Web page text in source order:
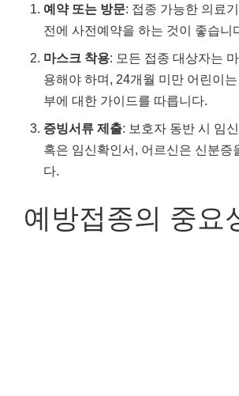
예약 또는 방문: 접종 가능한 의료
전에 사전예약을 하는 것이 좋습니
마스크 착용: 모든 접종 대상자는
용해야 하며, 24개월 미만 어린이
부에 대한 가이드를 따릅니다.
증빙서류 제출: 보호자 동반 시 임
혹은 임신확인서, 어르신은 신분증
다.
예방접종의 중요